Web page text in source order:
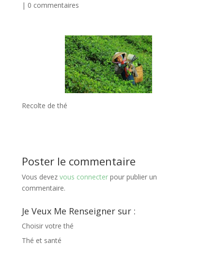
| 0 commentaires
Recolte de thé
Poster le commentaire
Vous devez vous connecterpour publier un
commentaire.
Je Veux Me Renseigner sur :
Choisir votre thé
Thé et santé